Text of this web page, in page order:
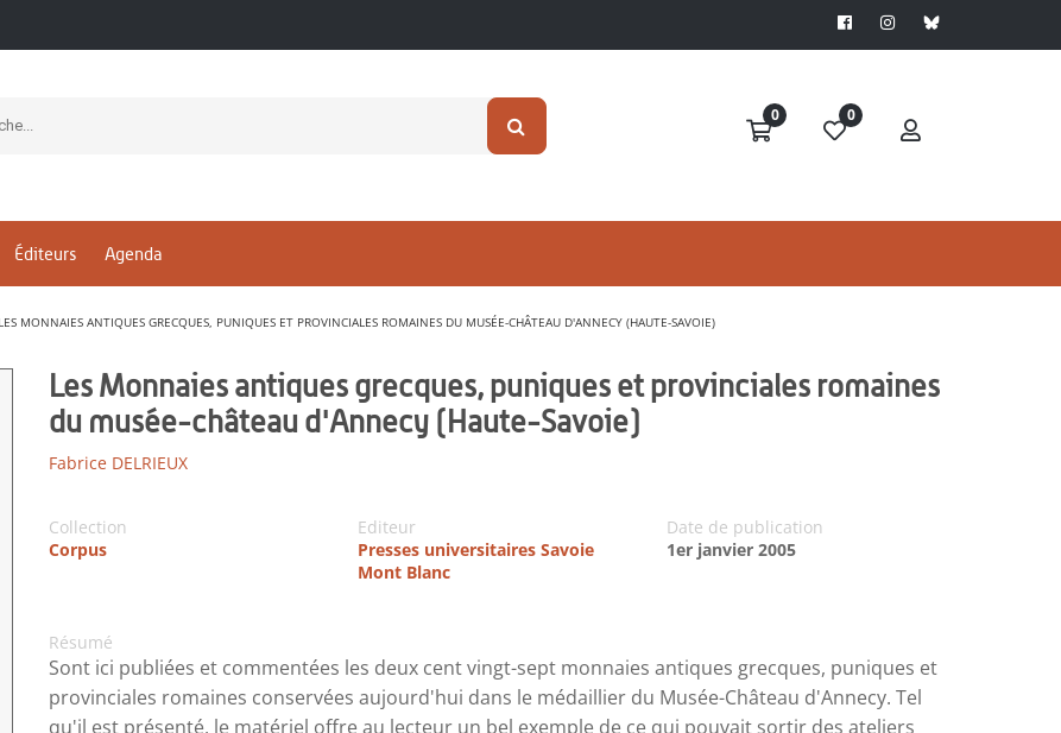
0 0
Éditeurs Agenda
LES MONNAIES ANTIQUES GRECQUES, PUNIQUES ET PROVINCIALES ROMAINES DU MUSÉE-CHÂTEAU D'ANNECY (HAUTE-SAVOIE)
Les Monnaies antiques grecques, puniques et provinciales romaines
du musée-château d'Annecy (Haute-Savoie)
Fabrice DELRIEUX
Collection
Corpus
Editeur
Presses universitaires Savoie
Mont Blanc
Date de publication
1er janvier 2005
Résumé
Sont ici publiées et commentées les deux cent vingt-sept monnaies antiques grecques, puniques et
provinciales romaines conservées aujourd'hui dans le médaillier du Musée-Château d'Annecy. Tel
qu'il est présenté, le matériel offre au lecteur un bel exemple de ce qui pouvait sortir des ateliers